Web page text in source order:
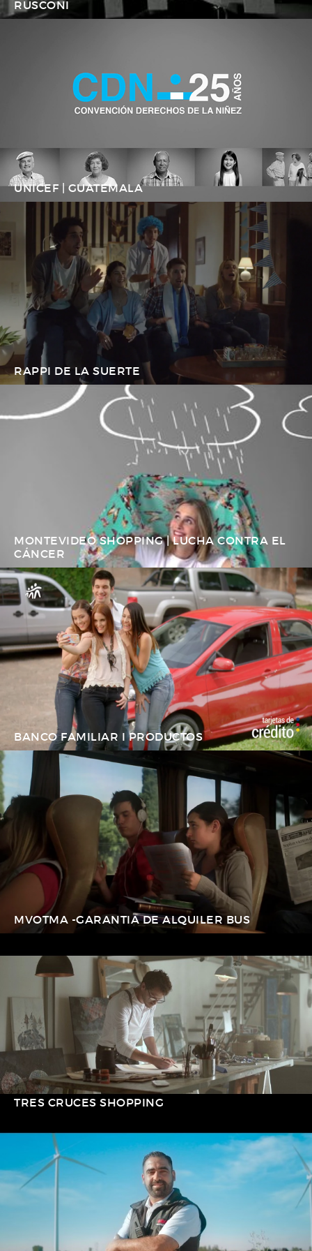
RUSCONI
UNICEF | GUATEMALA
RAPPI DE LA SUERTE
MONTEVIDEO SHOPPING | LUCHA CONTRA EL
CÁNCER
BANCO FAMILIAR I PRODUCTOS
MVOTMA -GARANTIA DE ALQUILER BUS
TRES CRUCES SHOPPING